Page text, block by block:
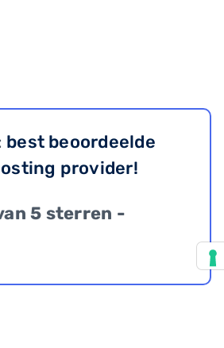
best beoordeelde
provider!
5 sterren -